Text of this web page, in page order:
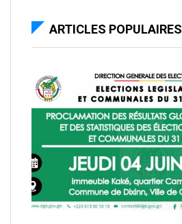
ARTICLES POPULAIRES